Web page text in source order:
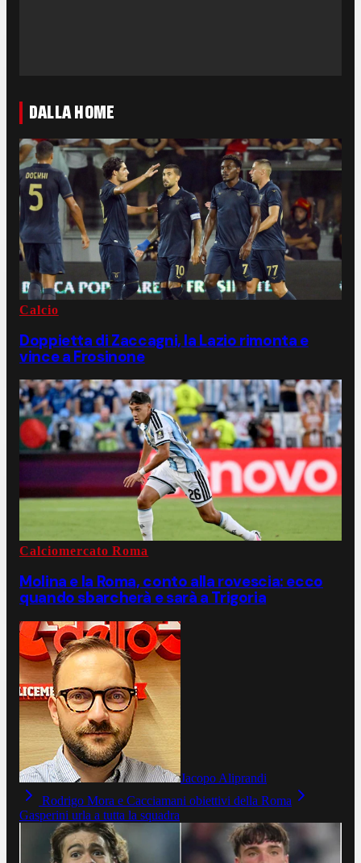
DALLA HOME
Calcio
Doppietta di Zaccagni, la Lazio rimonta e
vince a Frosinone
Calciomercato Roma
Molina e la Roma, conto alla rovescia: ecco
quando sbarcherà e sarà a Trigoria
Jacopo Aliprandi
Rodrigo Mora e Cacciamani obiettivi della Roma
Gasperini urla a tutta la squadra